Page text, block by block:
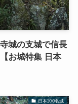
城の支城で信長
お城特集 日本
日本100名城